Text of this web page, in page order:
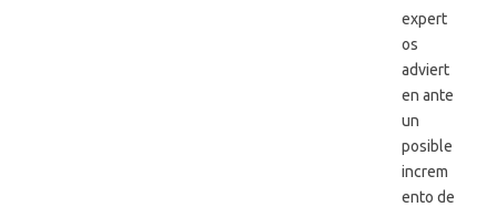
expert
os
adviert
en ante
un
posible
increm
ento de